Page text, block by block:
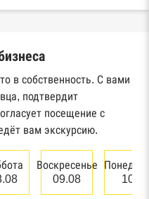
Высшего
сведений о
лиц
в собственность. С вами
подтвердит
посещение с
вам экскурсию.
Воскресенье
09.08
10.08